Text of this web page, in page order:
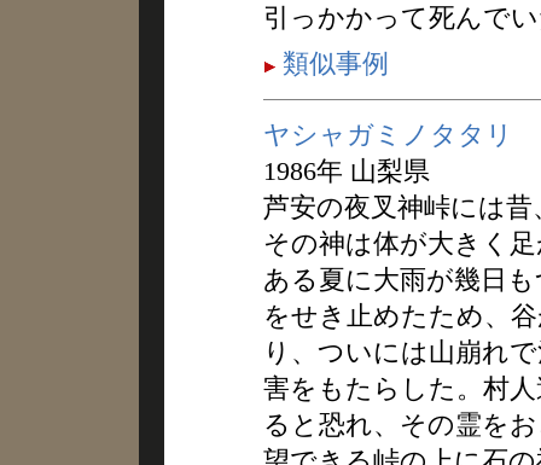
引っかかって死んで
類似事例
ヤシャガミノタタリ
1986年 山梨県
芦安の夜叉神峠には
その神は体が大きく
ある夏に大雨が幾日
をせき止めたため、
り、ついには山崩れ
害をもたらした。村
ると恐れ、その霊を